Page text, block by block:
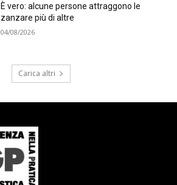
È vero: alcune persone attraggono le
zanzare più di altre
04/08/2026
Carica altri